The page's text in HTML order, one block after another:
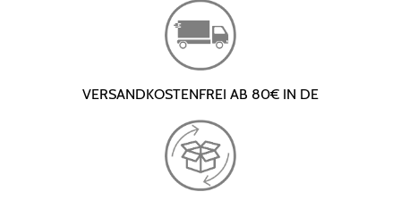
VERSANDKOSTENFREI AB 80€ IN DE